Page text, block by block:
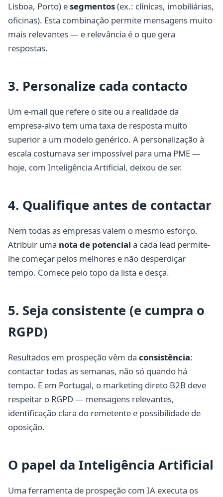
Lisboa, Porto) esegmentos(ex.: clínicas, imobiliárias,
oficinas). Esta combinação permite mensagens muito
mais relevantes — e relevância é o que gera
respostas.
3. Personalize cada contacto
Um e-mail que refere o site ou a realidade da
empresa-alvo tem uma taxa de resposta muito
superior a um modelo genérico. A personalização à
escala costumava ser impossível para uma PME —
hoje, com Inteligência Artificial, deixou de ser.
4. Qualifique antes de contactar
Nem todas as empresas valem o mesmo esforço.
Atribuir uma nota de potencial a cada lead permite-
lhe começar pelos melhores e não desperdiçar
tempo. Comece pelo topo da lista e desça.
5. Seja consistente (e cumpra o
RGPD)
Resultados em prospeção vêm da consistência:
contactar todas as semanas, não só quando há
tempo. E em Portugal, o marketing direto B2B deve
respeitar o RGPD — mensagens relevantes,
identificação clara do remetente e possibilidade de
oposição.
O papel da Inteligência Artificial
Uma ferramenta de prospeção com IA executa os